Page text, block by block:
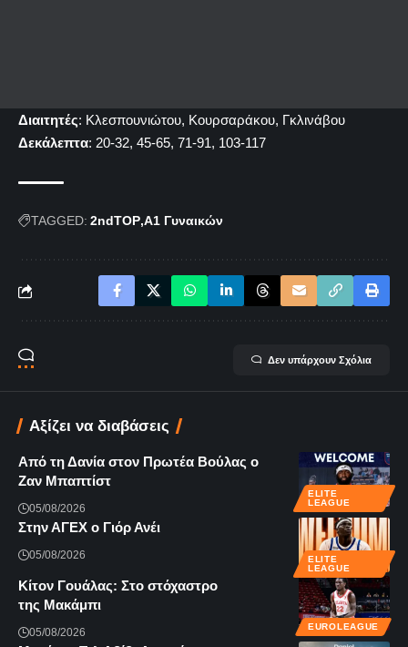
Διαιτητές: Κλεσπουνιώτου, Κουρσαράκου, Γκλινάβου
Δεκάλεπτα: 20-32, 45-65, 71-91, 103-117
TAGGED: 2ndTOP Α1 Γυναικών
Δεν υπάρχουν Σχόλια
Αξίζει να διαβάσεις
ELITE
LEAGUE
Από τη Δανία στον Πρωτέα Βούλας ο
Ζαν Μπαπτίστ
05/08/2026
ELITE
LEAGUE
Στην ΑΓΕΧ ο Γιόρ Ανέι
05/08/2026
EUROLEAGUE
Κίτον Γουάλας: Στο στόχαστρο
της Μακάμπι
05/08/2026